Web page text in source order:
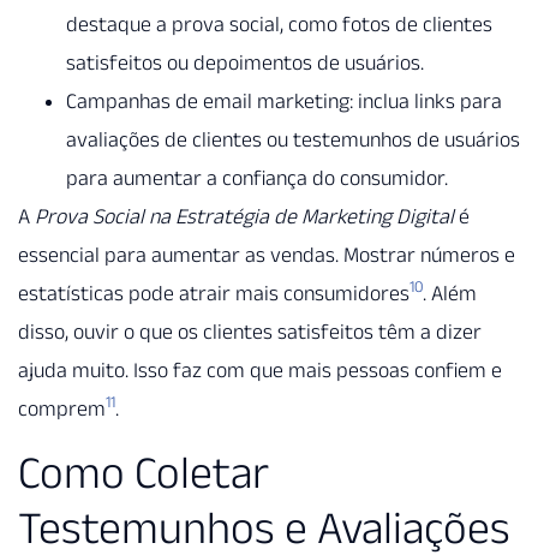
destaque a prova social, como fotos de clientes
satisfeitos ou depoimentos de usuários.
Campanhas de email marketing: inclua links para
avaliações de clientes ou testemunhos de usuários
para aumentar a confiança do consumidor.
A Prova Social na Estratégia de Marketing Digitalé
essencial para aumentar as vendas. Mostrar números e
estatísticas pode atrair mais consumidores10. Além
disso, ouvir o que os clientes satisfeitos têm a dizer
ajuda muito. Isso faz com que mais pessoas confiem e
comprem11.
Como Coletar
Testemunhos e Avaliações